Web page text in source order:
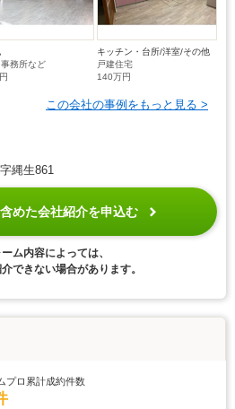
務所など
キッチン・台所/洋室/その他
戸建住宅
140万円
この会社の事例をもっと見る >
縄生861
めた会社紹介を申込む
ム内容によっては、
できない場合があります。
プロ累計成約件数